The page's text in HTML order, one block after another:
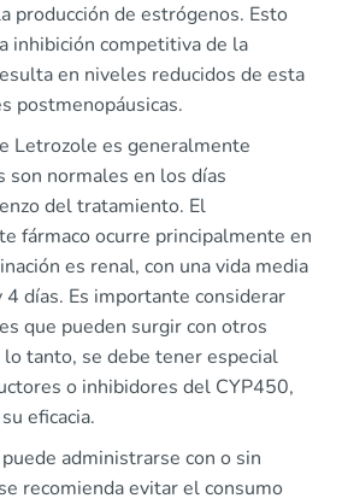
producción de estrógenos. Esto
inhibición competitiva de la
en niveles reducidos de esta
postmenopáusicas.
Letrozole es generalmente
son normales en los días
del tratamiento. El
fármaco ocurre principalmente en
es renal, con una vida media
días. Es importante considerar
que pueden surgir con otros
tanto, se debe tener especial
o inhibidores del CYP450,
eficacia.
administrarse con o sin
recomienda evitar el consumo